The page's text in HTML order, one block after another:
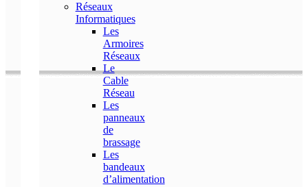
Réseaux
Informatiques
Les
Armoires
Réseaux
Le
Cable
Réseau
Les
panneaux
de
brassage
Les
bandeaux
d’alimentation